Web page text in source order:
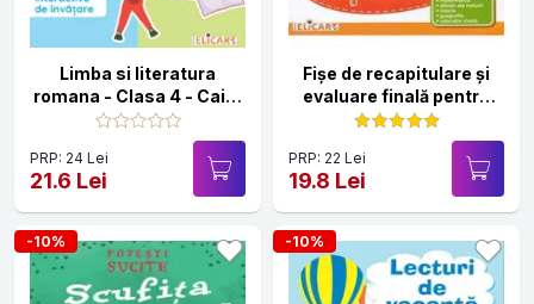
Limba si literatura
romana - Clasa 4 - Caiet
de lucru
PRP: 24 Lei
21.6 Lei
Fişe de recapitulare şi
evaluare finală pentru
clasa a IV-a. Limba
română. Matematică.
Ştiinţe ale naturii.
Istorie. Geografie.
Educaţie civică
PRP: 22 Lei
19.8 Lei
-10% -10%